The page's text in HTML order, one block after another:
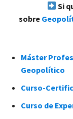
Si
sobre
Máster
Geopolítico
Curso-
Curso de